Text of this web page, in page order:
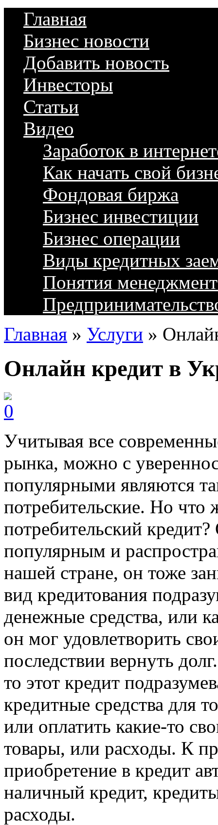
Главная
Бизнес новости
Добавить новость
Инвесторы
Статьи
Видео
Заработок в
Как начать свой
Фондовая биржа
Бизнес инвестиции
Бизнес операции
Виды кредитных
Понятия
Главная » Услуги »
Онлайн кредит в
Учитывая все
рынка, можно с
популярными являются
потребительские. Но что
потребительский
популярным и
нашей стране, он тоже
вид кредитования
денежные средства, или
он мог удовлетворить
последствии вернуть
то этот кредит
кредитные средства для
или оплатить какие-то
товары, или расходы. К
приобретение в кредит
наличный кредит,
расходы.